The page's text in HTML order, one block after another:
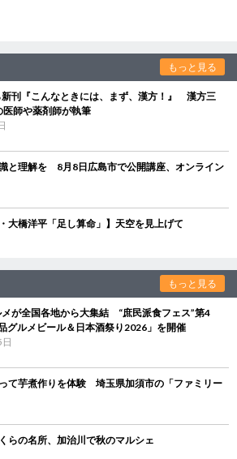
もっと見る
新刊『こんなときには、まず、漢方！』 漢方三
師や薬剤師が執筆
と理解を 8月8日広島市で公開講座、オンライン
大橋洋平「足し算命」】天空を見上げて
もっと見る
が全国各地から大集結 “庶民派食フェス”第4
グルメビール＆日本酒祭り2026」を開催
て芋煮作りを体験 埼玉県加須市の「ファミリー
らの名所、加治川で秋のマルシェ